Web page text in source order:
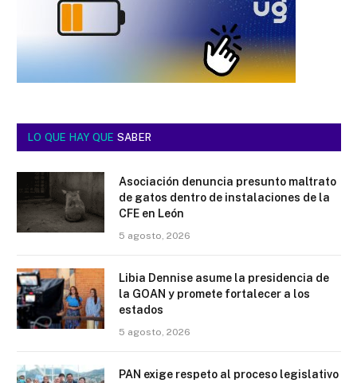
LO QUE HAY QUE SABER
Asociación denuncia presunto maltrato
de gatos dentro de instalaciones de la
CFE en León
5 agosto, 2026
Libia Dennise asume la presidencia de
la GOAN y promete fortalecer a los
estados
5 agosto, 2026
PAN exige respeto al proceso legislativo